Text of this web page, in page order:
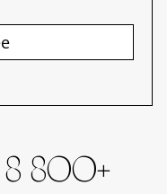
8 800+